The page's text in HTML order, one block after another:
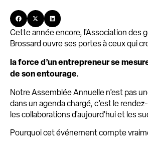
Cette année encore, l’Association des
Brossard ouvre ses portes à ceux qui
la force d’un entrepreneur se
de son entourage.
Notre Assemblée Annuelle n’est pas
dans un agenda chargé, c’est le
les collaborations d’aujourd’hui et les
Pourquoi cet événement compte